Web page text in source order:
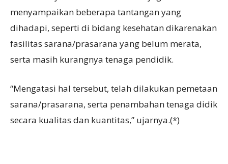
menyampaikan beberapa tantangan yang
dihadapi, seperti di bidang kesehatan dikarenakan
fasilitas sarana/prasarana yang belum merata,
serta masih kurangnya tenaga pendidik.
“Mengatasi hal tersebut, telah dilakukan pemetaan
sarana/prasarana, serta penambahan tenaga didik
secara kualitas dan kuantitas,” ujarnya.(*)